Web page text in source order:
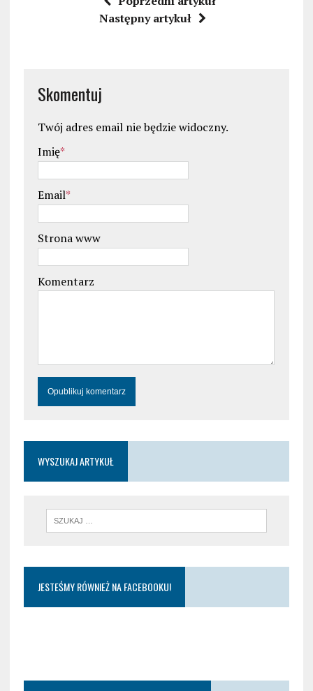
Następny artykuł
Skomentuj
Twój adres email nie będzie widoczny.
Imię*
Email*
Strona www
Komentarz
WYSZUKAJ ARTYKUŁ
JESTEŚMY RÓWNIEŻ NA FACEBOOKU!